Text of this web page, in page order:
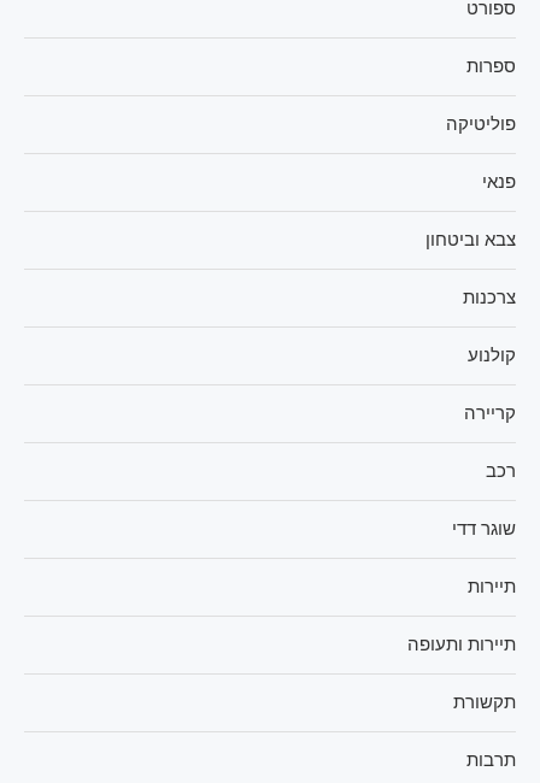
ספורט
ספרות
פוליטיקה
פנאי
צבא וביטחון
צרכנות
קולנוע
קריירה
רכב
שוגר דדי
תיירות
תיירות ותעופה
תקשורת
תרבות